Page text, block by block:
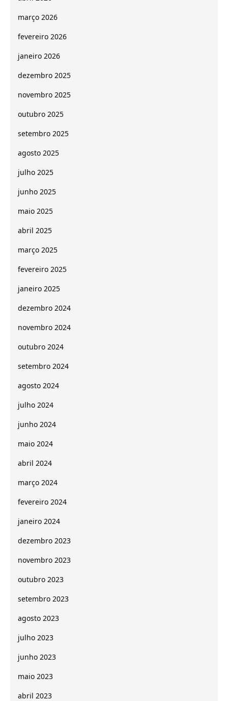
março 2026
fevereiro 2026
janeiro 2026
dezembro 2025
novembro 2025
outubro 2025
setembro 2025
agosto 2025
julho 2025
junho 2025
maio 2025
abril 2025
março 2025
fevereiro 2025
janeiro 2025
dezembro 2024
novembro 2024
outubro 2024
setembro 2024
agosto 2024
julho 2024
junho 2024
maio 2024
abril 2024
março 2024
fevereiro 2024
janeiro 2024
dezembro 2023
novembro 2023
outubro 2023
setembro 2023
agosto 2023
julho 2023
junho 2023
maio 2023
abril 2023